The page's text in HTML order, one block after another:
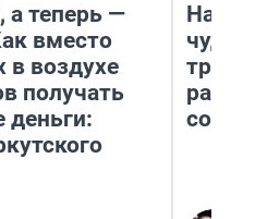
а теперь —
вместо
в воздухе
получать
деньги: